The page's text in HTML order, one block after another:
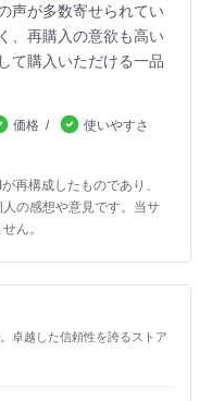
声が多数寄せられてい
、再購入の意欲も高い
て購入いただける一品
価格
使いやすさ
再構成したものであり、
の感想や意見です。当サ
ん。
卓越した信頼性を誇るストア